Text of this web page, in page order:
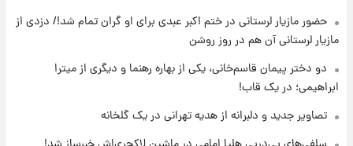
۱۳ ساعت پیش
با قدرتمندترین و بادوام ترین تانک جهان آشنا
شوید+ فیلم
۱۴ ساعت پیش
+جدول
حضور مازیار لرستانی در ختم اکبر عبدی برای او گران تمام شد!/ دزدی از
مازیار لرستانی آن هم در روز روشن
دو دختر پیمان قاسم‌خانی، یکی از بهاره رهنما و دیگری از میترا
ابراهیمی؛ در یک قاب!
تصاویر جدید و دلبرانه از هدیه تهرانی در یک گلخانه